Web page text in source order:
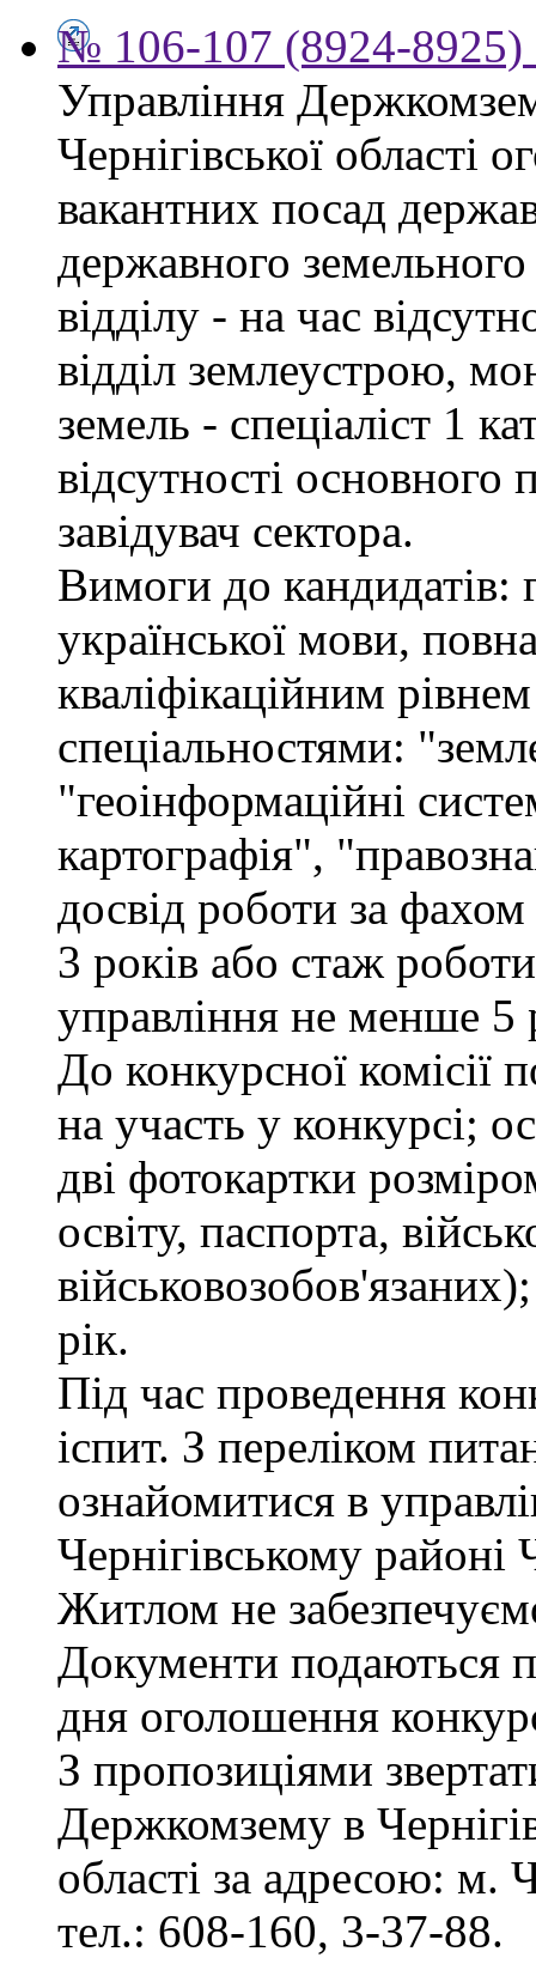
№ 106-107 (8924-8925)
Управління
Чернігівської області
вакантних посад
державного земельного
відділу - на час
відділ землеустрою,
земель - спеціаліст 1
відсутності
завідувач сектора.
Вимоги до кандидатів:
української мови,
кваліфікаційним
спеціальностями:
"геоінформаційні
картографія",
досвід роботи за
3 років або стаж
управління не менше 5
До конкурсної комісії
на участь у конкурсі;
дві фотокартки
освіту, паспорта,
рік.
Під час проведення
іспит. З переліком
ознайомитися в
Чернігівському районі
Житлом не
Документи подаються
дня оголошення
З пропозиціями
Держкомзему в
області за адресою: м.
тел.: 608-160, 3-37-88.